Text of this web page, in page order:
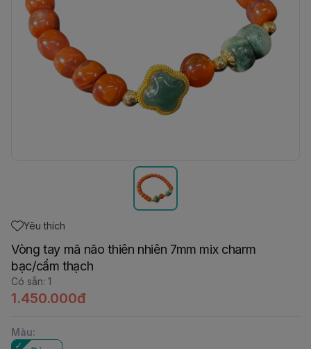
Yêu thích
Vòng tay mã não thiên nhiên 7mm mix charm
bạc/cẩm thạch
Có sẵn: 1
1.450.000đ
Màu: